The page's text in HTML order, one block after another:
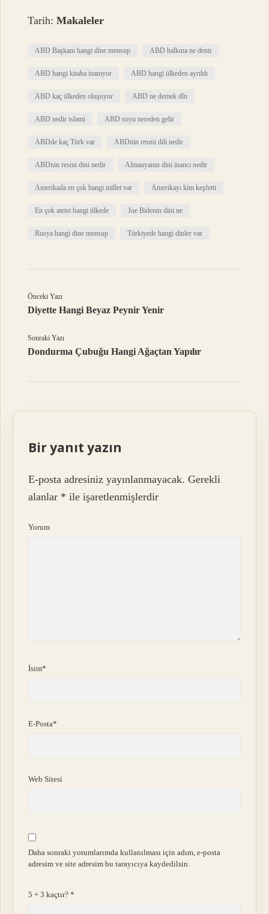
Tarih:Makaleler
ABD Başkanı hangi dine mensup ABD halkına ne denir
ABD hangi kitaba inanıyor ABD hangi ülkeden ayrıldı
ABD kaç ülkeden oluşuyor ABD ne demek dîn
ABD nedir islami ABD soyu nereden gelir
ABDde kaç Türk var ABDnin resmi dili nedir
ABDnin resmi dini nedir Almanyanın dini inancı nedir
Amerikada en çok hangi millet var Amerikayı kim keşfetti
En çok ateist hangi ülkede Joe Bidenin dini ne
Rusya hangi dine mensup Türkiyede hangi dinler var
Önceki Yazı
Diyette Hangi Beyaz Peynir Yenir
Sonraki Yazı
Dondurma Çubuğu Hangi Ağaçtan Yapılır
Bir yanıt yazın
E-posta adresiniz yayınlanmayacak. Gerekli
alanlar * ile işaretlenmişlerdir
Yorum
İsim*
E-Posta*
Web Sitesi
Daha sonraki yorumlarımda kullanılması için adım, e-posta
adresim ve site adresim bu tarayıcıya kaydedilsin.
5 + 3 kaçtır?*